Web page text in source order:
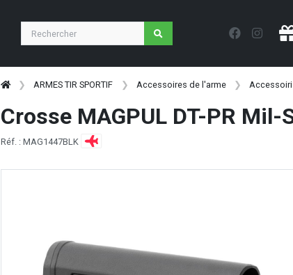
ARMES TIR SPORTIF Accessoires de l'arme
Crosse MAGPUL DT-PR Mil-
Réf. : MAG1447BLK